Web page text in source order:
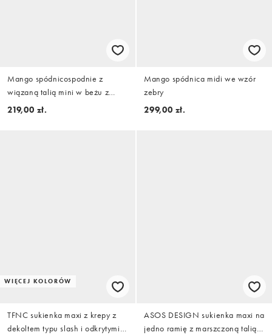
Mango spódnicospodnie z
wiązaną talią mini w beżu z
brązowym wzorem w kratę
219,00 zł.
Mango spódnica midi we wzór
zebry
299,00 zł.
WIĘCEJ KOLORÓW
TFNC sukienka maxi z krepy z
dekoltem typu slash i odkrytymi
ASOS DESIGN sukienka maxi na
jedno ramię z marszczoną talią i